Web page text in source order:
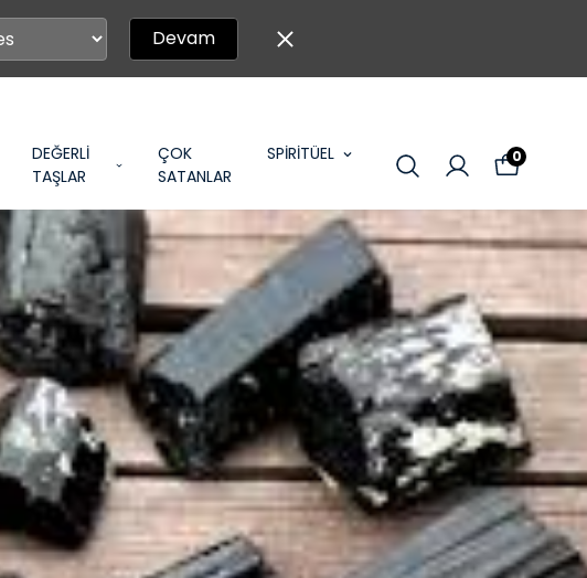
Devam
DEĞERLİ
TAŞLAR
ÇOK
SATANLAR
SPİRİTÜEL 0